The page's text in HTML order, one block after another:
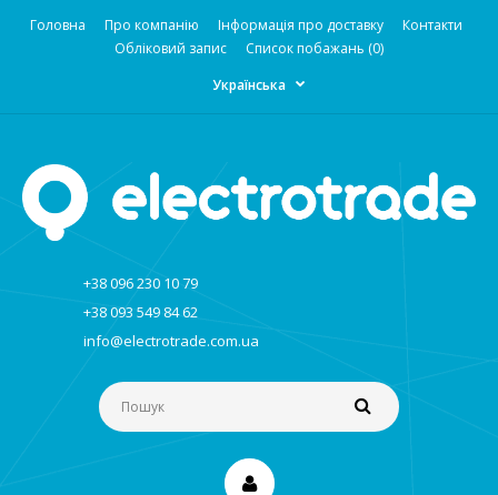
Головна Про компанію Інформація про доставку
Контакти
Обліковий запис
Список побажань (0)
Українська
+38 096 230 10 79
+38 093 549 84 62
info@electrotrade.com.ua